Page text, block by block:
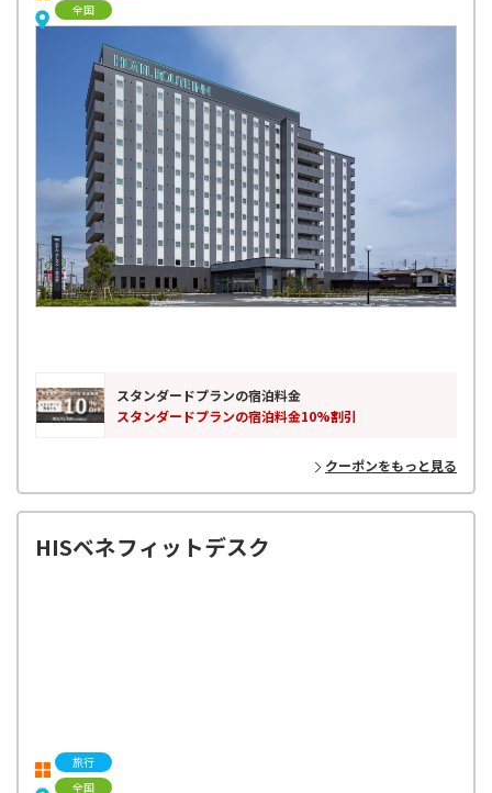
全国
スタンダードプランの宿泊料金
スタンダードプランの宿泊料金10%割引
クーポンをもっと見る
HISベネフィットデスク
旅行
全国